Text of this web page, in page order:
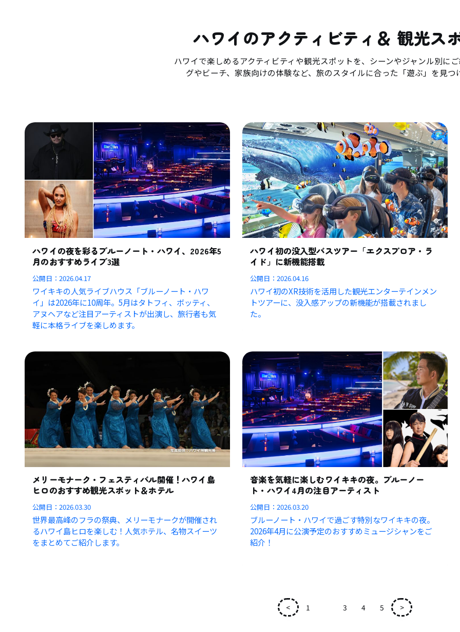
ハワイのアクティビティ＆ 観光ス
ハワイで楽しめるアクティビティや観光スポットを、シーンやジャンル別に
グやビーチ、家族向けの体験など、旅のスタイルに合った「遊ぶ」を見つ
ハワイの夜を彩るブルーノート・ハワイ、2026年5
月のおすすめライブ3選
公開日：2026.04.17
ワイキキの人気ライブハウス「ブルーノート・ハワ
イ」は2026年に10周年。5月はタトフィ、ボッティ、
アヌヘアなど注目アーティストが出演し、旅行者も気
軽に本格ライブを楽しめます。
ハワイ初の没入型バスツアー「エクスプロア・ラ
イド」に新機能搭載
公開日：2026.04.16
ハワイ初のXR技術を活用した観光エンターテインメン
トツアーに、没入感アップの新機能が搭載されまし
た。
メリーモナーク・フェスティバル開催！ハワイ島
ヒロのおすすめ観光スポット＆ホテル
公開日：2026.03.30
世界最高峰のフラの祭典、メリーモナークが開催され
るハワイ島ヒロを楽しむ！人気ホテル、名物スイーツ
をまとめてご紹介します。
音楽を気軽に楽しむワイキキの夜。ブルーノー
ト・ハワイ4月の注目アーティスト
公開日：2026.03.20
ブルーノート・ハワイで過ごす特別なワイキキの夜。
2026年4月に公演予定のおすすめミュージシャンをご
紹介！
< 1 3 4 5 >